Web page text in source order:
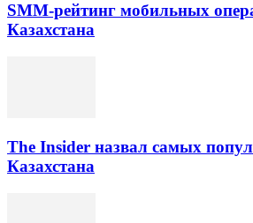
SMM-рейтинг мобильных
Казахстана
The Insider назвал самых
Казахстана